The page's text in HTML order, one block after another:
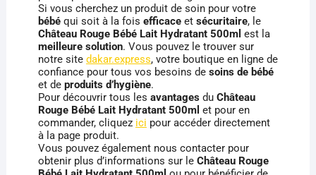
Si vous cherchez un produit de soin pour votre
bébéqui soit à la fois efficaceet sécuritaire, le
Château Rouge Bébé Lait Hydratant 500ml est la
meilleure solution. Vous pouvez le trouver sur
notre site dakar.express, votre boutique en ligne de
confiance pour tous vos besoins de soins de bébé
et de produits d’hygiène.
Pour découvrir tous les avantagesdu Château
Rouge Bébé Lait Hydratant 500ml et pour en
commander, cliquez ici pour accéder directement
à la page produit.
Vous pouvez également nous contacter pour
obtenir plus d’informations sur le Château Rouge